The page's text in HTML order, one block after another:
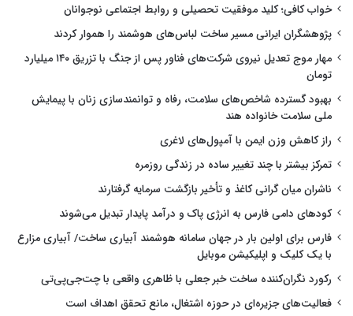
خواب کافی؛ کلید موفقیت تحصیلی و روابط اجتماعی نوجوانان
پژوهشگران ایرانی مسیر ساخت لباس‌های هوشمند را هموار کردند
مهار موج تعدیل نیروی شرکت‌های فناور پس از جنگ با تزریق ۱۴۰ میلیارد
تومان
بهبود گسترده شاخص‌های سلامت، رفاه و توانمندسازی زنان با پیمایش
ملی سلامت خانواده هند
راز کاهش وزن ایمن با آمپول‌های لاغری
تمرکز بیشتر با چند تغییر ساده در زندگی روزمره
ناشران میان گرانی کاغذ و تأخیر بازگشت سرمایه گرفتارند
کودهای دامی فارس به انرژی پاک و درآمد پایدار تبدیل می‌شوند
فارس برای اولین بار در جهان سامانه هوشمند آبیاری ساخت/ آبیاری مزارع
با یک کلیک و اپلیکیشن موبایل
رکورد نگران‌کننده ساخت خبر جعلی با ظاهری واقعی با چت‌جی‌پی‌تی
فعالیت‌های جزیره‌ای در حوزه اشتغال، مانع تحقق اهداف است